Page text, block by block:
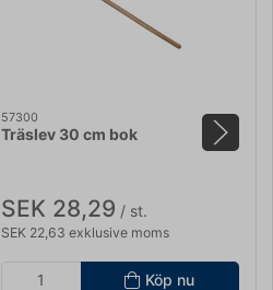
57300
Träslev 30 cm bok
SEK 28,29 / st.
SEK 22,63 exklusive moms
Köp nu